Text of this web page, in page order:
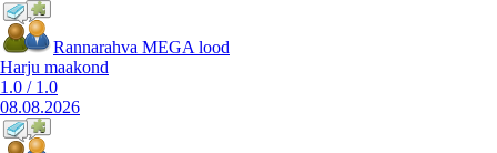
Rannarahva MEGA lood
Harju maakond
1.0 / 1.0
08.08.2026